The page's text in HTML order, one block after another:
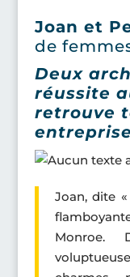
Joan et
de
Deux
réussite
retrouve
Joan, dite
Monroe.